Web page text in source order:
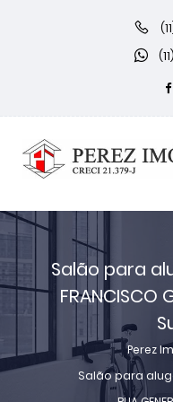
Salão para
FRANCISCO
Perez
Salão para